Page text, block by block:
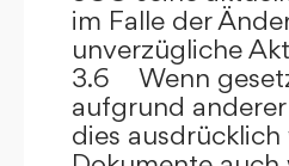
im Falle der
unverzügliche
3.6 Wenn
aufgrund
dies